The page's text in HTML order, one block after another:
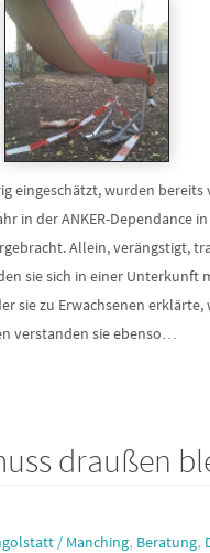
eingeschätzt, wurden
in der ANKER-Dependance in
Allein, verängstigt,
sie sich in einer Unterkunft
sie zu Erwachsenen
verstanden sie ebenso…
draußen
/ Manching, Beratung,